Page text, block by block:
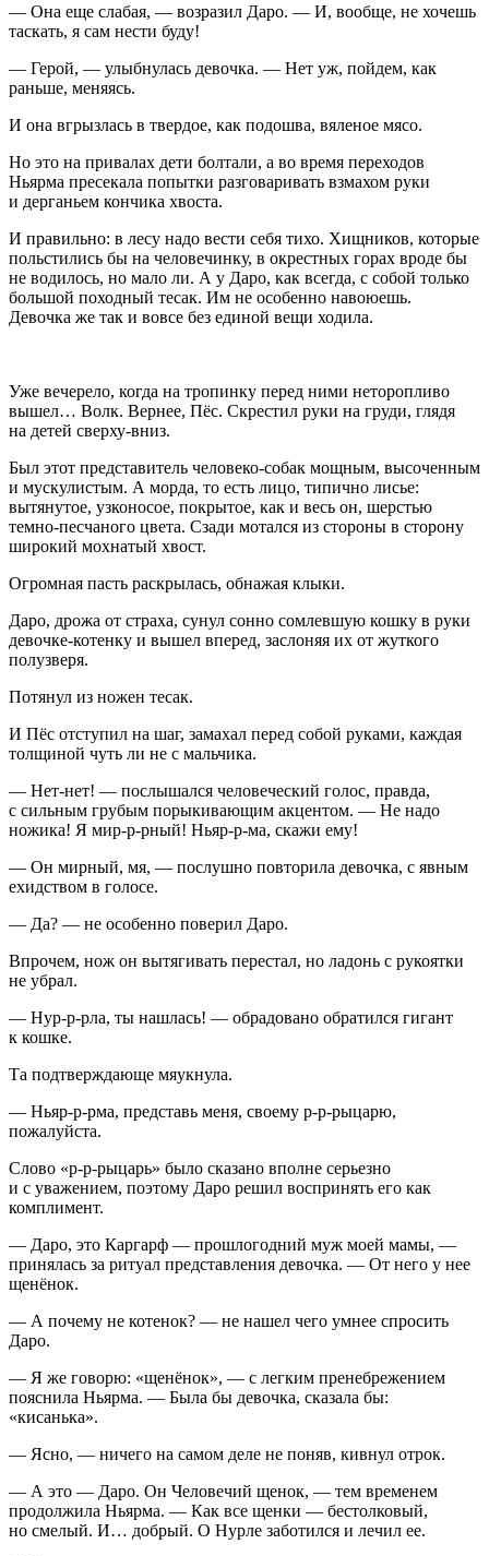
— Она еще слабая, — возразил Даро. — И, вообще, не хочешь
таскать, я сам нести буду!
— Герой, — улыбнулась девочка. — Нет уж, пойдем, как
раньше, меняясь.
И она вгрызлась в твердое, как подошва, вяленое мясо.
Но это на привалах дети болтали, а во время переходов
Ньярма пресекала попытки разговаривать взмахом руки
и дерганьем кончика хвоста.
И правильно: в лесу надо вести себя тихо. Хищников, которые
польстились бы на человечинку, в окрестных горах вроде бы
не водилось, но мало ли. А у Даро, как всегда, с собой только
большой походный тесак. Им не особенно навоюешь.
Девочка же так и вовсе без единой вещи ходила.
Уже вечерело, когда на тропинку перед ними неторопливо
вышел… Волк. Вернее, Пёс. Скрестил руки на груди, глядя
на детей сверху-вниз.
Был этот представитель человеко-собак мощным, высоченным
и мускулистым. А морда, то есть лицо, типично лисье:
вытянутое, узконосое, покрытое, как и весь он, шерстью
темно-песчаного цвета. Сзади мотался из стороны в сторону
широкий мохнатый хвост.
Огромная пасть раскрылась, обнажая клыки.
Даро, дрожа от страха, сунул сонно сомлевшую кошку в руки
девочке-котенку и вышел вперед, заслоняя их от жуткого
полузверя.
Потянул из ножен тесак.
И Пёс отступил на шаг, замахал перед собой руками, каждая
толщиной чуть ли не с мальчика.
— Нет-нет! — послышался человеческий голос, правда,
с сильным грубым порыкивающим акцентом. — Не надо
ножика! Я мир-р-рный! Ньяр-р-ма, скажи ему!
— Он мирный, мя, — послушно повторила девочка, с явным
ехидством в голосе.
— Да? — не особенно поверил Даро.
Впрочем, нож он вытягивать перестал, но ладонь с рукоятки
не убрал.
— Нур-р-рла, ты нашлась! — обрадовано обратился гигант
к кошке.
Та подтверждающе мяукнула.
— Ньяр-р-рма, представь меня, своему р-р-рыцарю,
пожалуйста.
Слово «р-р-рыцарь» было сказано вполне серьезно
и с уважением, поэтому Даро решил воспринять его как
комплимент.
— Даро, это Каргарф — прошлогодний муж моей мамы, —
принялась за ритуал представления девочка. — От него у нее
щенёнок.
— А почему не котенок? — не нашел чего умнее спросить
Даро.
— Я же говорю: «щенёнок», — с легким пренебрежением
пояснила Ньярма. — Была бы девочка, сказала бы:
«кисанька».
— Ясно, — ничего на самом деле не поняв, кивнул отрок.
— А это — Даро. Он Человечий щенок, — тем временем
продолжила Ньярма. — Как все щенки — бестолковый,
но смелый. И… добрый. О Нурле заботился и лечил ее.